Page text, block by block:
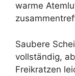
warme
Saubere
vollständig,
Freikratzen